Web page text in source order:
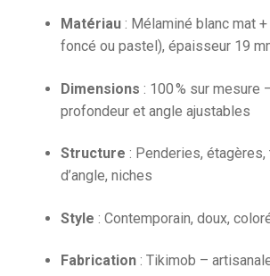
Matériau : Mélaminé blanc mat
foncé ou pastel), épaisseur 19
Dimensions : 100 % sur mesure
profondeur et angle ajustables
Structure : Penderies,
d’angle, niches
Style : Contemporain, doux,
Fabrication : Tikimob –